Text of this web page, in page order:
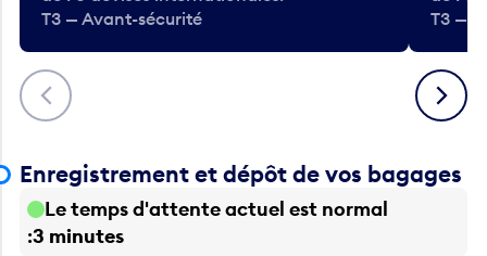
Précédent
T3 — Avant-sécurité
T3 —
Suivant
Enregistrement et dépôt de vos bagages
Le temps d'attente actuel est normal
3 minutes